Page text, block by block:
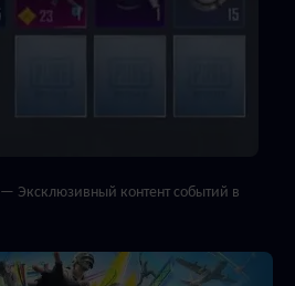
— Эксклюзивный контент событий в